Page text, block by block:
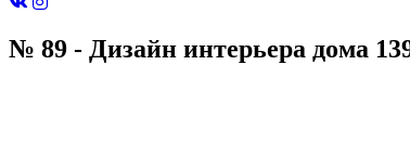
№ 89 - Дизайн интерьера дома